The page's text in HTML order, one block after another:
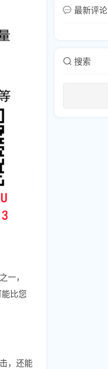
一，
比您
，还能
最新评论
搜索